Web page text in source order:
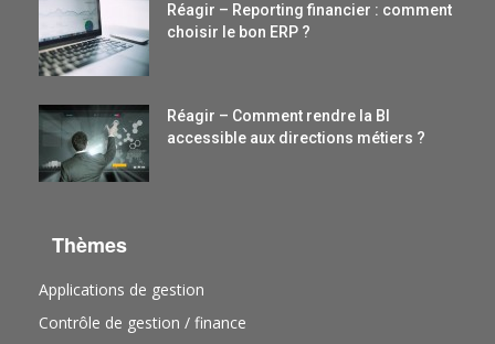
Réagir – Reporting financier : comment
choisir le bon ERP ?
Réagir – Comment rendre la BI
accessible aux directions métiers ?
Thèmes
Applications de gestion
Contrôle de gestion / finance